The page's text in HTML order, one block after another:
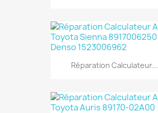
Réparation Calculateur...